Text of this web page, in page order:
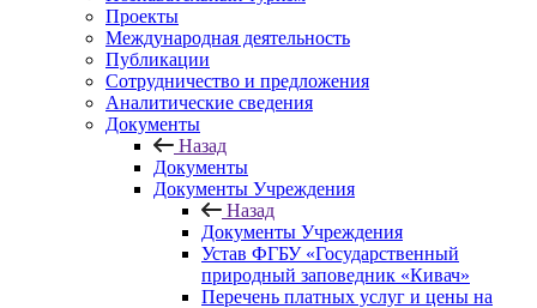
Проекты
Международная деятельность
Публикации
Сотрудничество и предложения
Аналитические сведения
Документы
Назад
Документы
Документы Учреждения
Назад
Документы Учреждения
Устав ФГБУ «Государственный
природный заповедник «Кивач»
Перечень платных услуг и цены на